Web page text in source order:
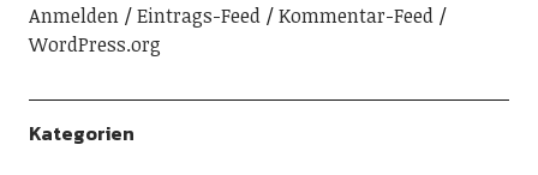
Anmelden Eintrags-Feed
Kommentar-Feed
WordPress.org
Kategorien